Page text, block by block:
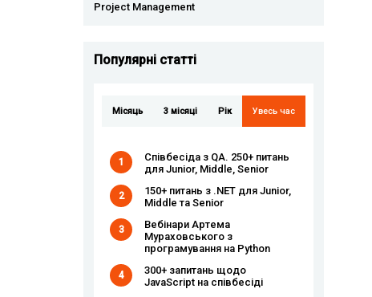
Project Management
Популярні статті
Місяць 3 місяці Рік Увесь час
1
Співбесіда з QA. 250+ питань
для Junior, Middle, Senior
2
150+ питань з .NET для Junior,
Middle та Senior
3
Вебінари Артема
Мураховського з
програмування на Python
4
300+ запитань щодо
JavaScript на співбесіді